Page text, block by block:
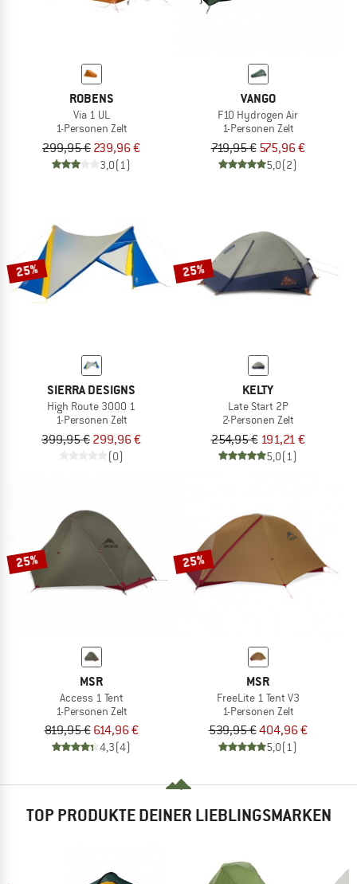
ROBENS
Via 1 UL
1-Personen Zelt
299,95 € 239,96 €
3,0(1)
VANGO
F10 Hydrogen Air
1-Personen Zelt
719,95 € 575,96 €
5,0(2)
25%
SIERRA DESIGNS
High Route 3000 1
1-Personen Zelt
399,95 € 299,96 €
(0)
25%
KELTY
Late Start 2P
2-Personen Zelt
254,95 € 191,21 €
5,0(1)
25%
MSR
Access 1 Tent
1-Personen Zelt
819,95 € 614,96 €
4,3(4)
25%
MSR
FreeLite 1 Tent V3
1-Personen Zelt
539,95 €404,96 €
5,0(1)
TOP PRODUKTE DEINER LIEBLINGSMARKEN